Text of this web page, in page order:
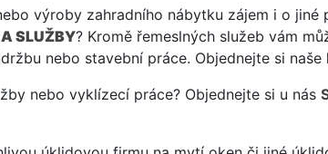
výroby zahradního nábytku zájem i o jiné
SLUŽBY? Kromě řemeslných služeb vám
nebo stavební práce. Objednejte si naše
nebo vyklízecí práce? Objednejte si u nás